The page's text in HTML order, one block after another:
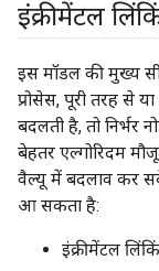
इंक्रीमेंटल
इस मॉडल की मुख्य
प्रोसेस, पूरी तरह से
बदलती है, तो निर्भर
बेहतर एल्गोरिदम
वैल्यू में बदलाव कर
आ सकता है:
इंक्रीमेंटल